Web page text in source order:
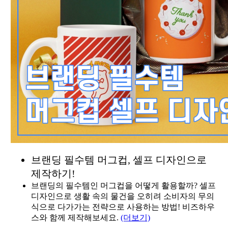
브랜딩 필수템 머그컵, 셀프 디자인으로
제작하기!
브랜딩의 필수템인 머그컵을 어떻게 활용할까? 셀프
디자인으로 생활 속의 물건을 오히려 소비자의 무의
식으로 다가가는 전략으로 사용하는 방법! 비즈하우
스와 함께 제작해보세요. (더보기)